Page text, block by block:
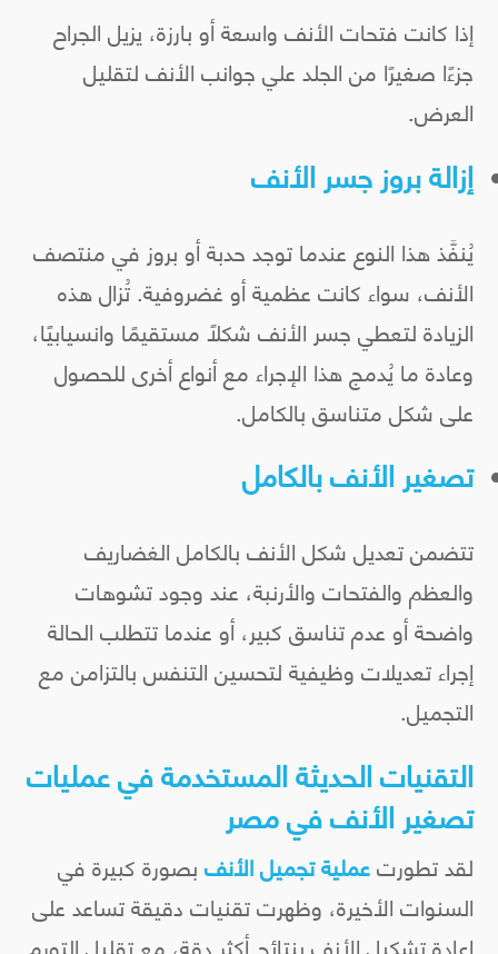
إذا كانت فتحات الأنف واسعة أو بارزة، يزيل الجراح
جزءًا صغيرًا من الجلد علي جوانب الأنف لتقليل
العرض.
إزالة بروز جسر الأنف
يُنفَّذ هذا النوع عندما توجد حدبة أو بروز في منتصف
الأنف، سواء كانت عظمية أو غضروفية. تُزال هذه
الزيادة لتعطي جسر الأنف شكلًا مستقيمًا وانسيابيًا،
وعادة ما يُدمج هذا الإجراء مع أنواع أخرى للحصول
على شكل متناسق بالكامل.
تصغير الأنف بالكامل
تتضمن تعديل شكل الأنف بالكامل الغضاريف
والعظم والفتحات والأرنبة، عند وجود تشوهات
واضحة أو عدم تناسق كبير، أو عندما تتطلب الحالة
إجراء تعديلات وظيفية لتحسين التنفس بالتزامن مع
التجميل.
التقنيات الحديثة المستخدمة في عمليات
تصغير الأنف في مصر
لقد تطورتعملية تجميل الأنفبصورة كبيرة في
السنوات الأخيرة، وظهرت تقنيات دقيقة تساعد على
إعادة تشكيل الأنف بنتائج أكثر دقة، مع تقليل التورم